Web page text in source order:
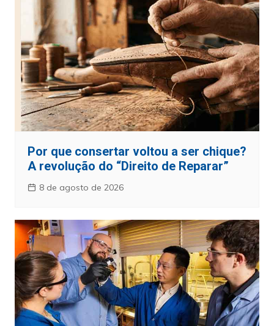
Por que consertar voltou a ser chique?
A revolução do “Direito de Reparar”
8 de agosto de 2026